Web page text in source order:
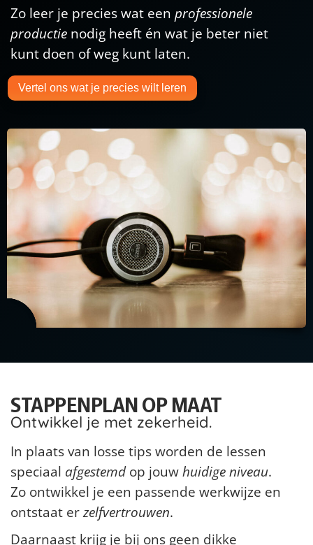
Zo leer je precies wat een professionele
productie nodig heeft én wat je beter niet
kunt doen of weg kunt laten.
Vertel ons wat je precies wilt leren
STAPPENPLAN OP MAAT
Ontwikkel je met zekerheid.
In plaats van losse tips worden de lessen
speciaal afgestemdop jouwhuidige niveau.
Zo ontwikkel je een passende werkwijze en
ontstaat erzelfvertrouwen.
Daarnaast krijg je bij ons geen dikke